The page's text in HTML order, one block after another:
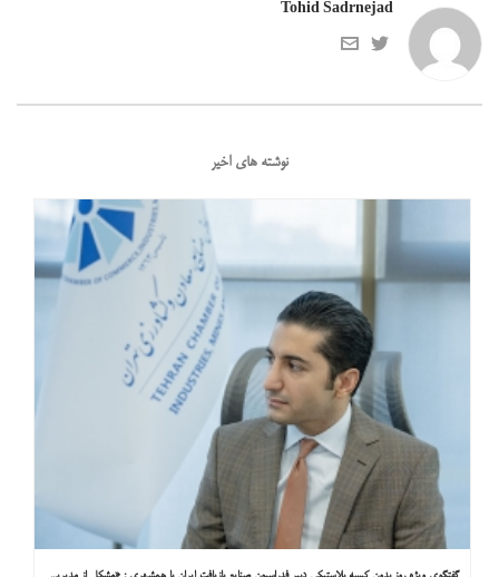
Tohid Sadrnejad
نوشته های اخیر